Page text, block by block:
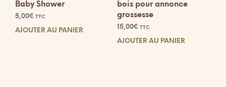
Baby Shower
5,00€ TTC
AJOUTER AU PANIER
bois pour annonce
grossesse
15,00€ TTC
AJOUTER AU PANIER